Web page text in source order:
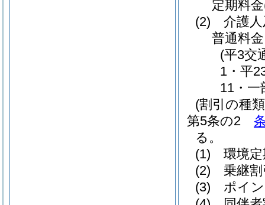
定期料金
(2)
介護
普通料
(平3交
1・平
11・一
(割引の種
第5条の2
る。
(1)
環境
(2)
乗継
(3)
ポイ